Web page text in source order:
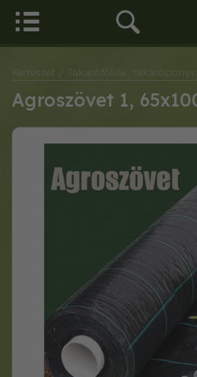
Kertészet / Takarófóliák,
Agroszövet 1,